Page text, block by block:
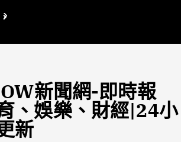
委會1295萬媒宣費惹議 梁文傑回「只能靠嘴巴」
新聞網-即時報
、娛樂、財經|24小
新